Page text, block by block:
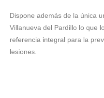
Dispone además de la única
Villanueva del Pardillo lo que
referencia integral para la
lesiones.